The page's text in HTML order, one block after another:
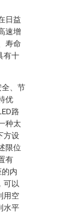
日益
速增
寿命
有十
全、节
优
路
种太
方设
限位
有
内
可以
用空
水平